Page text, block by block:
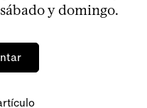
y domingo.